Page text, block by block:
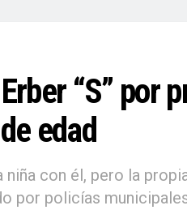
“S” por
edad
con él, pero la
por policías